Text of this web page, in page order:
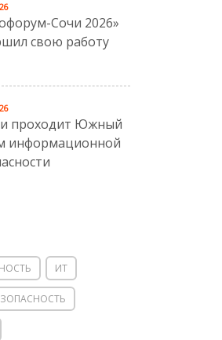
Сочи 2026»
свою работу
проходит Южный
информационной
ИТ